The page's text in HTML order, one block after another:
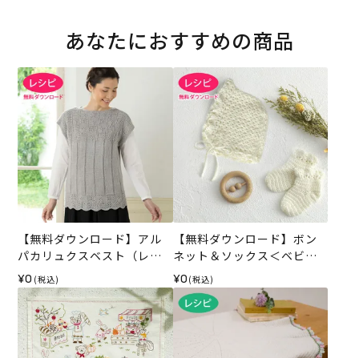
あなたにおすすめの商品
【無料ダウンロード】アル
パカリュクスベスト（レシ
ピ）
¥0 (税込)
【無料ダウンロード】ボン
ネット＆ソックス＜ベビー
パレット＞（レシピ）
¥0 (税込)